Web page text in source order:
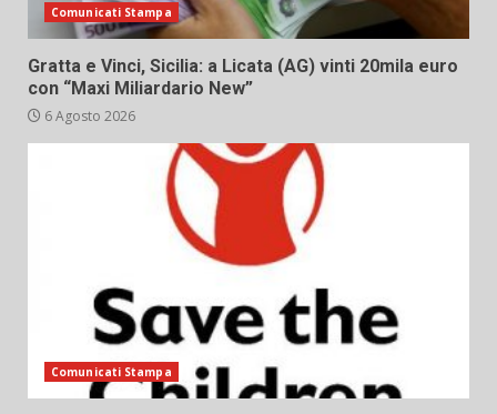
Comunicati Stampa
Gratta e Vinci, Sicilia: a Licata (AG) vinti 20mila euro
con “Maxi Miliardario New”
6 Agosto 2026
Comunicati Stampa